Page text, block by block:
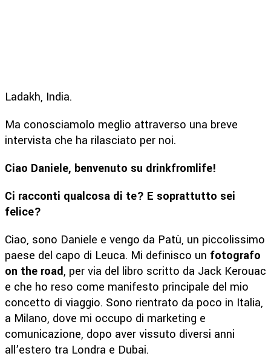
Ladakh, India.
Ma conosciamolo meglio attraverso una breve
intervista che ha rilasciato per noi.
Ciao Daniele, benvenuto su drinkfromlife!
Ci racconti qualcosa di te? E soprattutto sei
felice?
Ciao, sono Daniele e vengo da Patù, un piccolissimo
paese del capo di Leuca. Mi definisco un fotografo
on the road, per via del libro scritto da Jack Kerouac
e che ho reso come manifesto principale del mio
concetto di viaggio. Sono rientrato da poco in Italia,
a Milano, dove mi occupo di marketing e
comunicazione, dopo aver vissuto diversi anni
all’estero tra Londra e Dubai.